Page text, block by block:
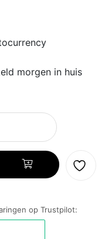
morgen in huis
op Trustpilot: